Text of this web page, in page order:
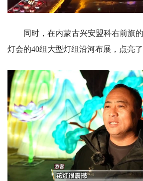
同时，在内蒙古兴安盟科右前旗
灯会的40组大型灯组沿河布展，点亮了